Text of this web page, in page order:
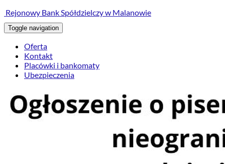
Rejonowy Bank Spółdzielczy w Malanowie
Toggle navigation
Oferta
Kontakt
Placówki i bankomaty
Ubezpieczenia